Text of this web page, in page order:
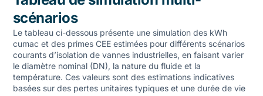
scénarios
Le tableau ci-dessous présente une simulation des kWh
cumac et des primes CEE estimées pour différents scénarios
courants d’isolation de vannes industrielles, en faisant varier
le diamètre nominal (DN), la nature du fluide et la
température. Ces valeurs sont des estimations indicatives
basées sur des pertes unitaires typiques et une durée de vie